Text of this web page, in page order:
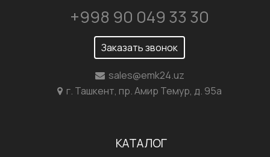
+998 90 049 33 30
Заказать звонок
sales@emk24.uz
г. Ташкент, пр. Амир Темур, д. 95а
КАТАЛОГ